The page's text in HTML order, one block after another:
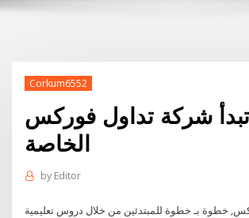
Corkum6552
شركة تداول فوركس
الخاصة
by Editor
خطوة بـ خطوة للمبتدئين من خلال دروس تعليمية